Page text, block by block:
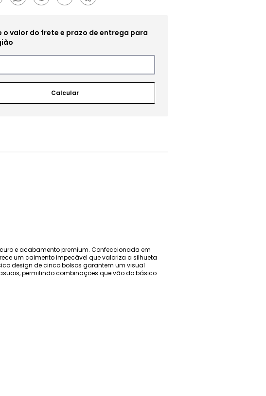
e acabamento premium. Confeccionada em
um caimento impecável que valoriza a silhueta
design de cinco bolsos garantem um visual
permitindo combinações que vão do básico